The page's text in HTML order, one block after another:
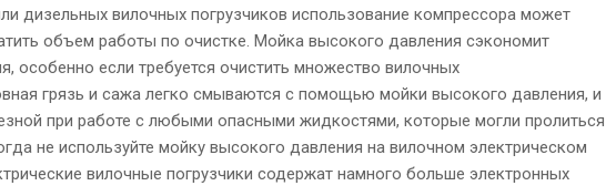
дизельных вилочных погрузчиков использование компрессора может
объем работы по очистке. Мойка высокого давления сэкономит
особенно если требуется очистить множество вилочных
грязь и сажа легко смываются с помощью мойки высокого давления, и
при работе с любыми опасными жидкостями, которые могли пролиться
не используйте мойку высокого давления на вилочном электрическом
вилочные погрузчики содержат намного больше электронных